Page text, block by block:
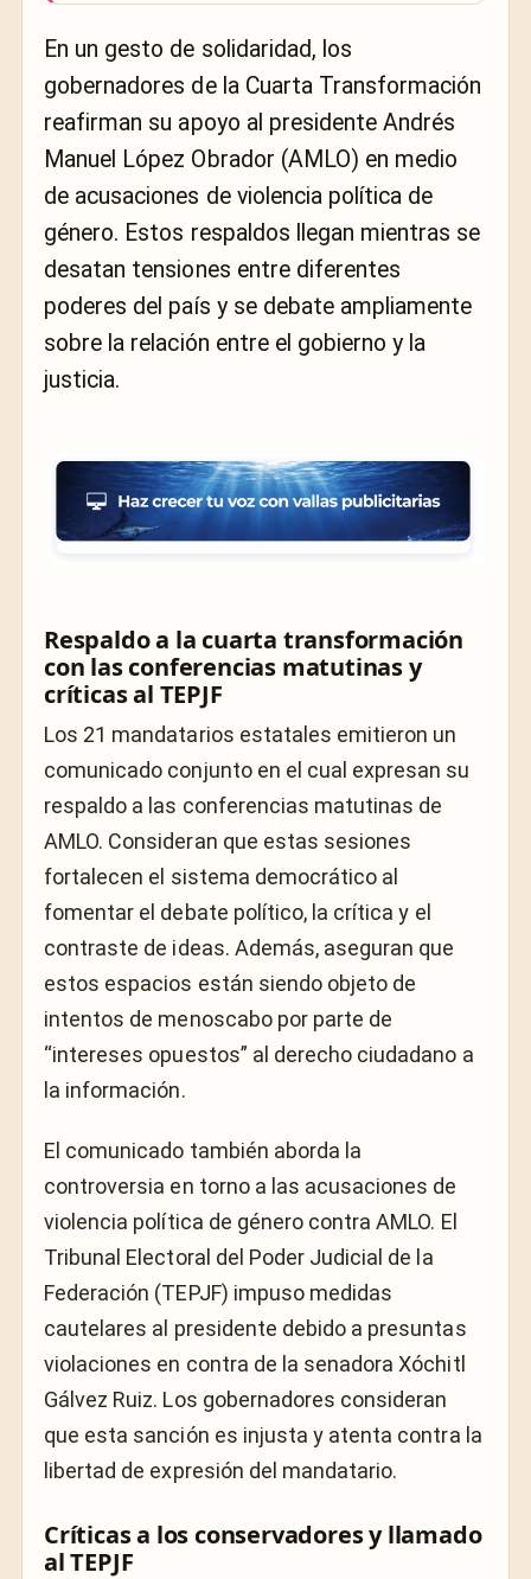
En un gesto de solidaridad, los
gobernadores de la Cuarta Transformación
reafirman su apoyo al presidente Andrés
Manuel López Obrador (AMLO) en medio
de acusaciones de violencia política de
género. Estos respaldos llegan mientras se
desatan tensiones entre diferentes
poderes del país y se debate ampliamente
sobre la relación entre el gobierno y la
justicia.
Respaldo a la cuarta transformación
con las conferencias matutinas y
críticas al TEPJF
Los 21 mandatarios estatales emitieron un
comunicado conjunto en el cual expresan su
respaldo a las conferencias matutinas de
AMLO. Consideran que estas sesiones
fortalecen el sistema democrático al
fomentar el debate político, la crítica y el
contraste de ideas. Además, aseguran que
estos espacios están siendo objeto de
intentos de menoscabo por parte de
“intereses opuestos” al derecho ciudadano a
la información.
El comunicado también aborda la
controversia en torno a las acusaciones de
violencia política de género contra AMLO. El
Tribunal Electoral del Poder Judicial de la
Federación (TEPJF) impuso medidas
cautelares al presidente debido a presuntas
violaciones en contra de la senadora Xóchitl
Gálvez Ruiz. Los gobernadores consideran
que esta sanción es injusta y atenta contra la
libertad de expresión del mandatario.
Críticas a los conservadores y llamado
al TEPJF